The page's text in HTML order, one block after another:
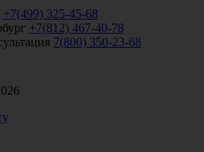
+7(499) 325-45-68
+7(812) 467-40-78
7(800) 350-23-68